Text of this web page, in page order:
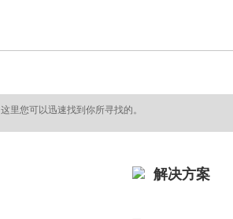
这里您可以迅速找到你所寻找的。
解决方案